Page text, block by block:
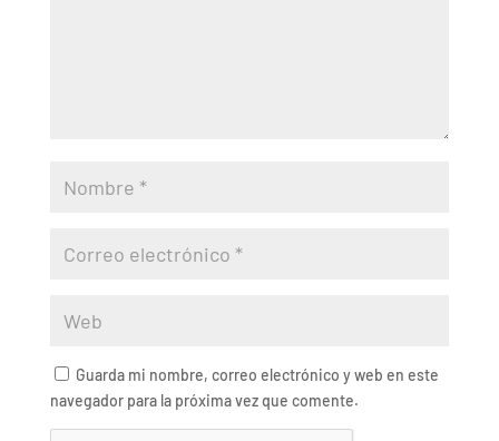
Guarda mi nombre, correo electrónico y web en este
navegador para la próxima vez que comente.